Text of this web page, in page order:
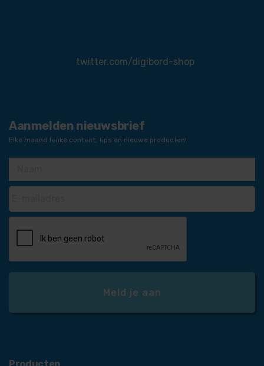
twitter.com/digibord-shop
Aanmelden nieuwsbrief
Elke maand leuke content, tips en nieuwe producten!